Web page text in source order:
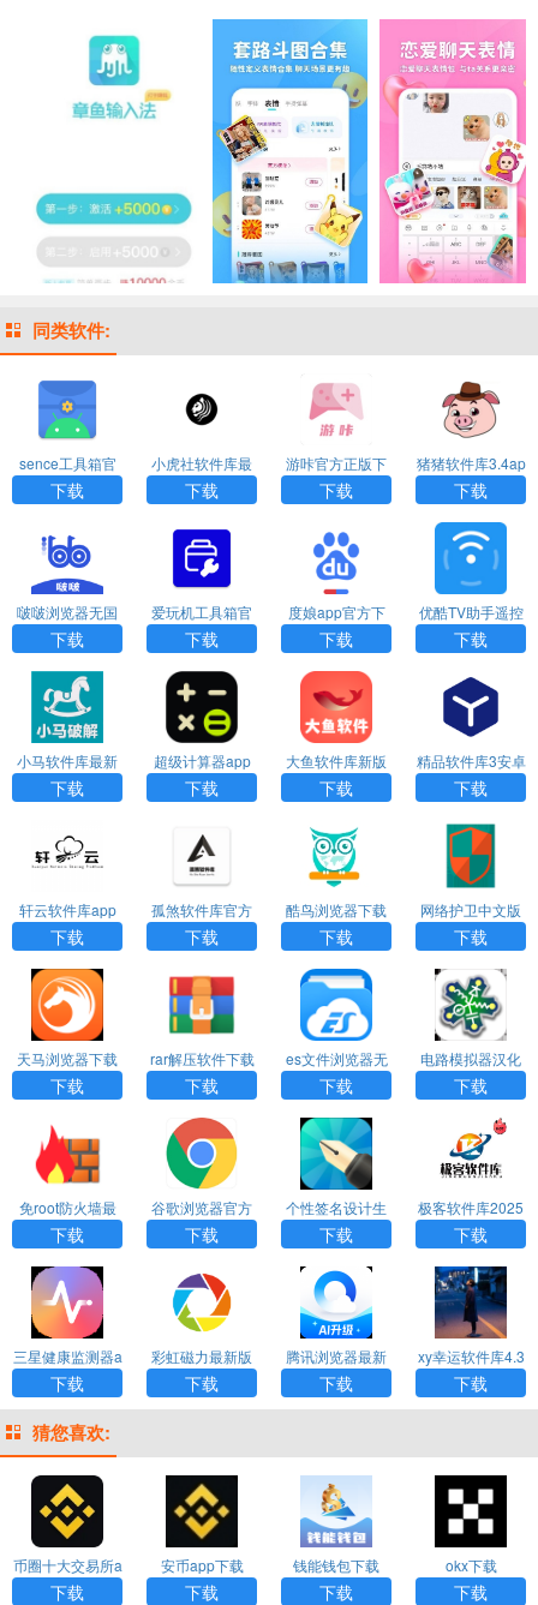
同类软件:
sence工具箱官
方版下载
下载
小虎社软件库最
新版本
下载
游咔官方正版下
载
下载
猪猪软件库3.4ap
k
下载
啵啵浏览器无国
界全球通最新版
下载
爱玩机工具箱官
网版下载
下载
度娘app官方下
载
下载
优酷TV助手遥控
器下载
下载
小马软件库最新
下载
下载
超级计算器app
下载安卓版
下载
大鱼软件库新版
本
下载
精品软件库3安卓
版下载
下载
轩云软件库app
下载
下载
孤煞软件库官方
下载
下载
酷鸟浏览器下载
安装
下载
网络护卫中文版
下载
天马浏览器下载
安装
下载
rar解压软件下载
安卓版
下载
es文件浏览器无
广告版
下载
电路模拟器汉化
版
下载
免root防火墙最
新版下载
下载
谷歌浏览器官方
下载手机版
下载
个性签名设计生
成器下载
下载
极客软件库2025
最新版
下载
三星健康监测器a
pp下载
下载
彩虹磁力最新版
下载
腾讯浏览器最新
版下载
下载
xy幸运软件库4.3
版
下载
猜您喜欢:
币圈十大交易所a
pp下载
下载
安币app下载
下载
钱能钱包下载
下载
okx下载
下载